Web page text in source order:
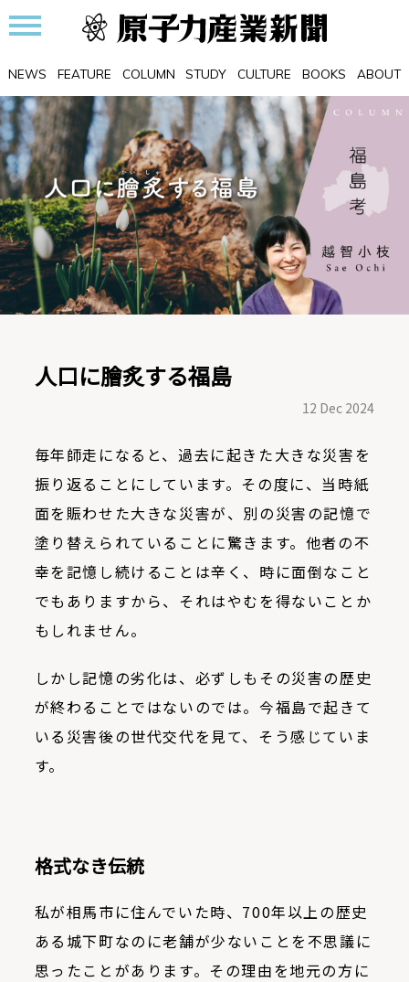
NEWS FEATURE COLUMN STUDY CULTURE BOOKS ABOUT
人口に膾炙する福島
12 Dec 2024
毎年師走になると、過去に起きた大きな災害を
振り返ることにしています。その度に、当時紙
面を賑わせた大きな災害が、別の災害の記憶で
塗り替えられていることに驚きます。他者の不
幸を記憶し続けることは辛く、時に面倒なこと
でもありますから、それはやむを得ないことか
もしれません。
しかし記憶の劣化は、必ずしもその災害の歴史
が終わることではないのでは。今福島で起きて
いる災害後の世代交代を見て、そう感じていま
す。
格式なき伝統
私が相馬市に住んでいた時、 700年以上の歴史
ある城下町なのに老舗が少ないことを不思議に
思ったことがあります。その理由を地元の方に